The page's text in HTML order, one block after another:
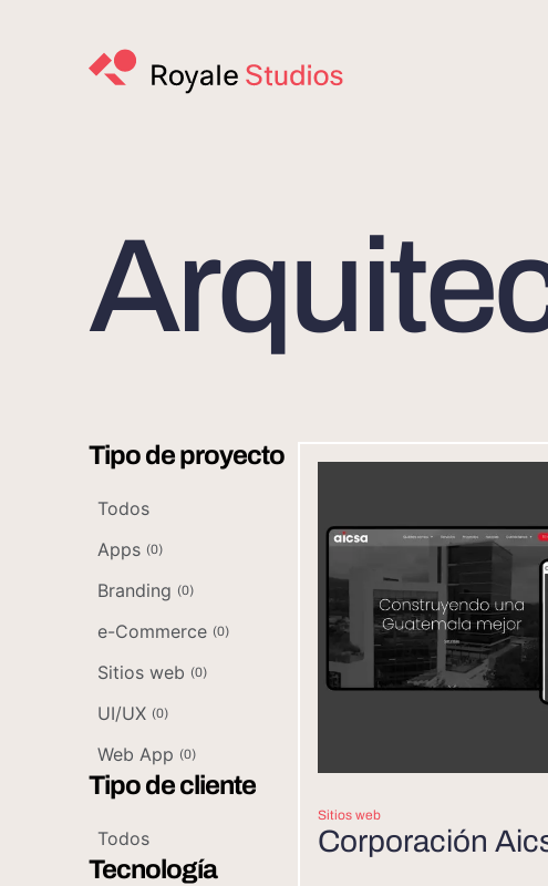
Tipo de proyecto
Todos
Apps (0)
Branding (0)
e-Commerce (0)
Sitios web (0)
UI/UX (0)
Web App (0)
Tipo de cliente
Todos
Tecnología
Sitios web
Corporación